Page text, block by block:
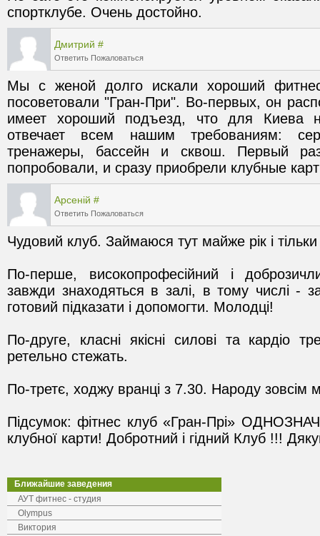
спортклубе. Очень достойно.
Дмитрий #
Ответить Пожаловаться
Мы с женой долго искали хороший
посоветовали "Гран-При". Во-первых, он
имеет хороший подъезд, что для Киева
отвечает всем нашим требованиям:
тренажеры, бассейн и сквош. Первый
попробовали, и сразу приобрели клубные
Арсеній #
Ответить Пожаловаться
По-перше, високопрофесійний і
завжди знаходяться в залі, в тому числі -
По-друге, класні якісні силові та кардіо
Підсумок: фітнес клуб «Гран-Прі»
клубної карти! Добротний і гідний Клуб !!!
Ближайшие заведения
АУТ фитнес - студия
Olympus
Виктория